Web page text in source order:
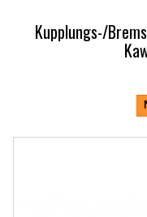
Kupplungs-/